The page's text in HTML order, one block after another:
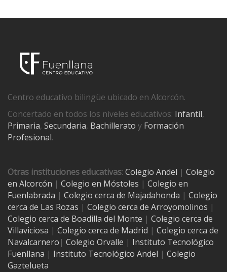
Centro educativo bilingüe ubicado en Alcorcón.
Concertado en todos los niveles educativos: Infantil,
Primaria, Secundaria, Bachillerato y Formación
Profesional.
Otras instituciones educativas: Colegio Andel | Colegio
en Alcorcón | Colegio en Móstoles | Colegio en
Fuenlabrada | Colegio cerca de Majadahonda | Colegio
cerca de Las Rozas | Colegio cerca de Arroyomolinos |
Colegio cerca de Boadilla del Monte | Colegio cerca de
Villaviciosa | Colegio cerca de Madrid | Colegio cerca de
Navalcarnero | Colegio Orvalle | Instituto Tecnológico
Fuenllana | Instituto Tecnológico Andel | Colegio
Gaztelueta